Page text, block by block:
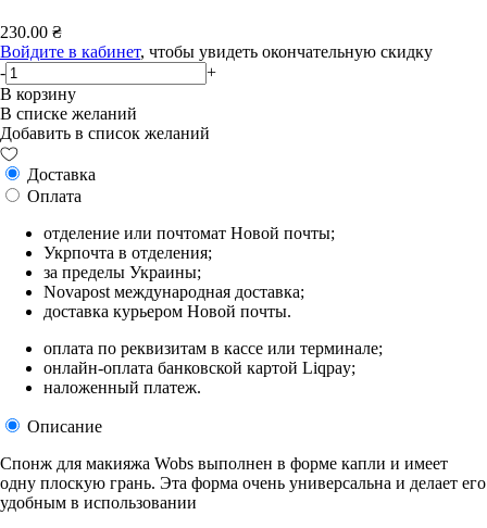
230.00 ₴
Войдите в кабинет, чтобы увидеть окончательную скидку
-
+
В корзину
В списке желаний
Добавить в список желаний
Доставка
Оплата
отделение или почтомат Новой почты;
Укрпочта в отделения;
за пределы Украины;
Novapost международная доставка;
доставка курьером Новой почты.
оплата по реквизитам в кассе или терминале;
онлайн-оплата банковской картой Liqpay;
наложенный платеж.
Описание
Спонж для макияжа Wobs выполнен в форме капли и имеет
одну плоскую грань. Эта форма очень универсальна и делает его
удобным в использовании